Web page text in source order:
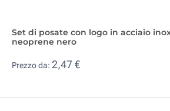
Set di posate con logo in acciaio
neoprene nero
Prezzo da: 2,47 €